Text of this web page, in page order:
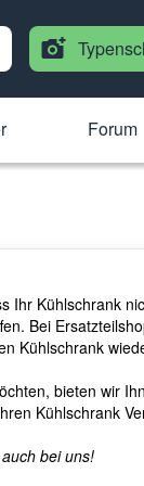
Forum
Ihr Kühlschrank
Bei
Kühlschrank
bieten wir
Kühlschrank
bei uns!